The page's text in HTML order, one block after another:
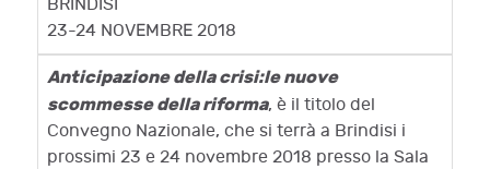
BRINDISI
23-24 NOVEMBRE 2018
Anticipazione della crisi:le nuove
scommesse della riforma, è il titolo del
Convegno Nazionale, che si terrà a Brindisi i
prossimi 23 e 24 novembre 2018 presso la Sala